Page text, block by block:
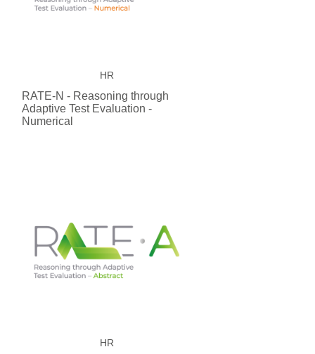
HR
RATE-N - Reasoning through
Adaptive Test Evaluation -
Numerical
HR